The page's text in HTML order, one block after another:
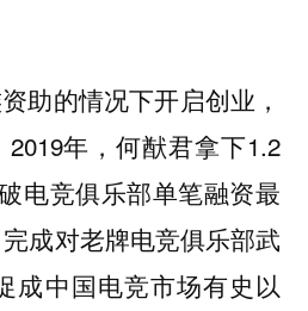
助的情况下开启创业，
年，何猷君拿下1.2
电竞俱乐部单笔融资最
成对老牌电竞俱乐部武
成中国电竞市场有史以